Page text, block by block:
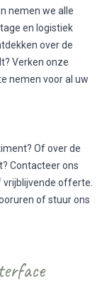
nemen we alle
en logistiek
over de
Verken onze
nemen voor al uw
Of over de
Contacteer ons
offerte.
of stuur ons